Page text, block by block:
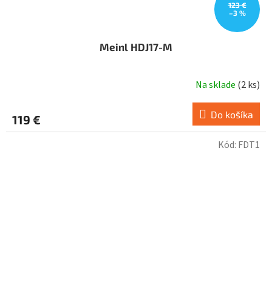
123 €
–3 %
Meinl HDJ17-M
Na sklade (2 ks)
119 € Do košíka
Kód: FDT1